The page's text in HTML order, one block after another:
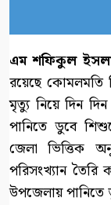
এম শফিকুল
রয়েছে কোমলমতি
মৃত্যু নিয়ে দিন
পানিতে ডুবে
জেলা ভিত্তিক
পরিসংখ্যান তৈরি
উপজেলায় পানিতে